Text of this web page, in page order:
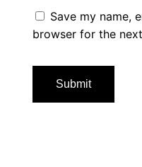
Save my name,
browser for the